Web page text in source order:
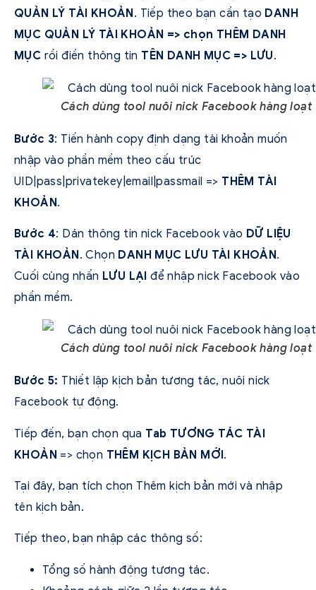
QUẢN LÝ TÀI KHOẢN. Tiếp theo bạn cần tạo DANH
MỤC QUẢN LÝ TÀI KHOẢN => chọn THÊM DANH
MỤC rồi điền thông tin TÊN DANH MỤC => LƯU.
Cách dùng tool nuôi nick Facebook hàng loạt
Bước 3: Tiến hành copy định dạng tài khoản muốn
nhập vào phần mềm theo cấu trúc
UID|pass|privatekey|email|passmail => THÊM TÀI
KHOẢN.
Bước 4: Dán thông tin nick Facebook vào DỮ LIỆU
TÀI KHOẢN. Chọn DANH MỤC LƯU TÀI KHOẢN.
Cuối cùng nhấn LƯU LẠIđể nhập nick Facebook vào
phần mềm.
Cách dùng tool nuôi nick Facebook hàng loạt
Bước 5: Thiết lập kịch bản tương tác, nuôi nick
Facebook tự động.
Tiếp đến, bạn chọn qua Tab TƯƠNG TÁC TÀI
KHOẢN => chọn THÊM KỊCH BẢN MỚI.
Tại đây, bạn tích chọn Thêm kịch bản mới và nhập
tên kịch bản.
Tiếp theo, bạn nhập các thông số:
Tổng số hành động tương tác.